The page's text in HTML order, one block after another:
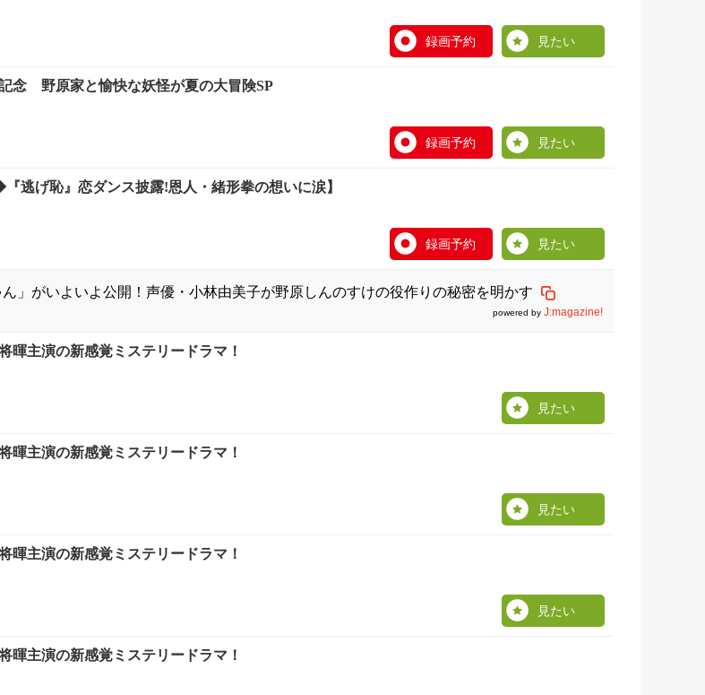
録画予約 見たい
念 野原家と愉快な妖怪が夏の大冒険SP
録画予約 見たい
逃げ恥』恋ダンス披露!恩人・緒形拳の想いに涙】
録画予約 見たい
ん」がいよいよ公開！声優・小林由美子が野原しんのすけの役作りの秘密を明かす
powered by J:magazine!
主演の新感覚ミステリードラマ！
見たい
主演の新感覚ミステリードラマ！
見たい
主演の新感覚ミステリードラマ！
見たい
主演の新感覚ミステリードラマ！